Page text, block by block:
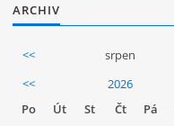
ARCHIV
<< srpen
<<
2026
Po
Út St Čt Pá